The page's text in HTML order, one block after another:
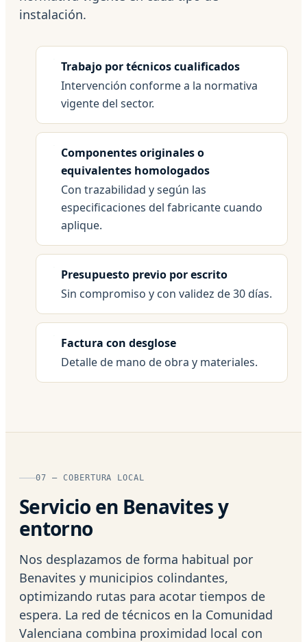
instalación.
Trabajo por técnicos cualificados
Intervención conforme a la normativa
vigente del sector.
Componentes originales o
equivalentes homologados
Con trazabilidad y según las
especificaciones del fabricante cuando
aplique.
Presupuesto previo por escrito
Sin compromiso y con validez de 30 días.
Factura con desglose
Detalle de mano de obra y materiales.
07 — COBERTURA LOCAL
Servicio en Benavites y
entorno
Nos desplazamos de forma habitual por
Benavites y municipios colindantes,
optimizando rutas para acotar tiempos de
espera. La red de técnicos en la Comunidad
Valenciana combina proximidad local con